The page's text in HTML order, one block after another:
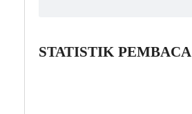
STATISTIK PEMBACA